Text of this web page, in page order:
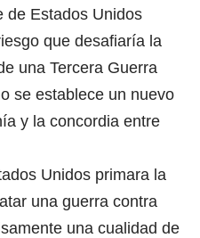
de Estados Unidos
que desafiaría la
una Tercera Guerra
se establece un nuevo
y la concordia entre
Unidos primara la
una guerra contra
una cualidad de